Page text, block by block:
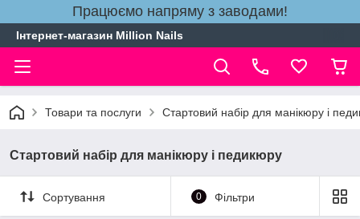
Працюємо напряму з заводами!
Інтернет-магазин Million Nails
Товари та послуги Стартовий набір для манікюру і
Стартовий набір для манікюру і педикюру
Сортування 0 Фільтри